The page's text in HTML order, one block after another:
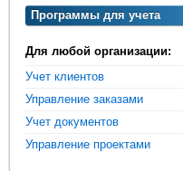
Программы для учета
Для любой организации:
Учет клиентов
Управление заказами
Учет документов
Управление проектами